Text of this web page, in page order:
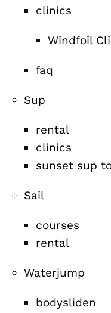
clinics
Windfoil
faq
Sup
rental
clinics
sunset sup
Sail
courses
rental
Waterjump
bodysliden